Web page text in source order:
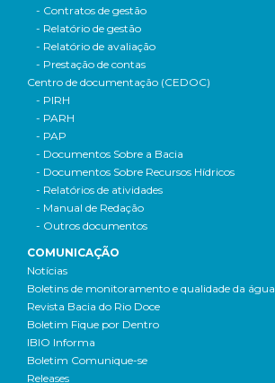
- Contratos de gestão
- Relatório de gestão
- Relatório de avaliação
- Prestação de contas
Centro de documentação (CEDOC)
- PIRH
- PARH
- PAP
- Documentos Sobre a Bacia
- Documentos Sobre Recursos Hídricos
- Relatórios de atividades
- Manual de Redação
- Outros documentos
COMUNICAÇÃO
Notícias
Boletins de monitoramento e qualidade da água
Revista Bacia do Rio Doce
Boletim Fique por Dentro
IBIO Informa
Boletim Comunique-se
Releases